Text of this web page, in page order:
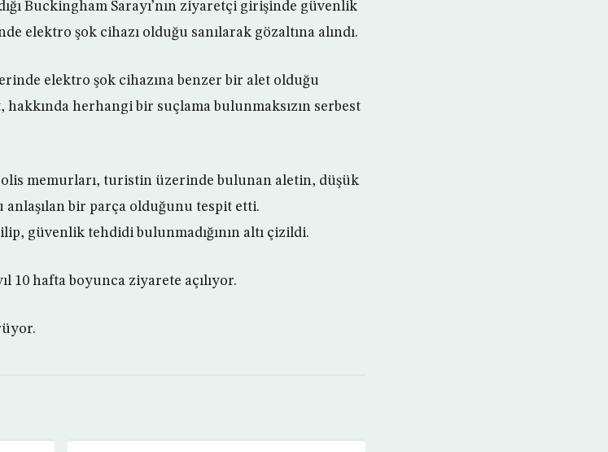
Buckingham Sarayı’nın ziyaretçi girişinde güvenlik
elektro şok cihazı olduğu sanılarak gözaltına alındı.
elektro şok cihazına benzer bir alet olduğu
herhangi bir suçlama bulunmaksızın serbest
memurları, turistin üzerinde bulunan aletin, düşük
anlaşılan bir parça olduğunu tespit etti.
güvenlik tehdidi bulunmadığının altı çizildi.
10 hafta boyunca ziyarete açılıyor.